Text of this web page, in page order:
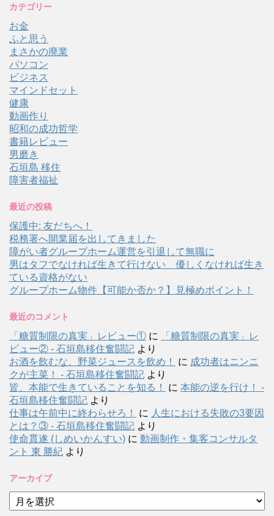
カテゴリー
お金
ふと思う
まさかの廃業
パソコン
ビジネス
マインドセット
健康
動画作り
昭和の成功哲学
書籍レビュー
男磨き
石垣島 移住
障害者福祉
最近の投稿
保護中: 友だちへ！
税務署へ開業届を出してきました
障がい者グループホーム運営を引退して無職に
男はタフでなければ生きて行けない 優しくなければ生き
ている資格がない
グループホーム物件【可能か否か？】見極めポイント！
最近のコメント
「糖質制限の真実」レビュー① に
「糖質制限の真実」レ
ビュー② - 石垣島移住奮闘記 より
お酒を飲むな、野菜ジュースを飲め！
に 成功者はニンニ
クが主菜！ - 石垣島移住奮闘記 より
皆、本能で生きていることを知る！
に 本能の逆を行け！ -
石垣島移住奮闘記 より
仕事は午前中に終わらせろ！
に 人生における失敗の3要因
とは？③ - 石垣島移住奮闘記 より
使命貫遂 (しめいかんすい) に 動画制作・集客コンサルタ
ント 東 勝紀 より
アーカイブ
ア
ー